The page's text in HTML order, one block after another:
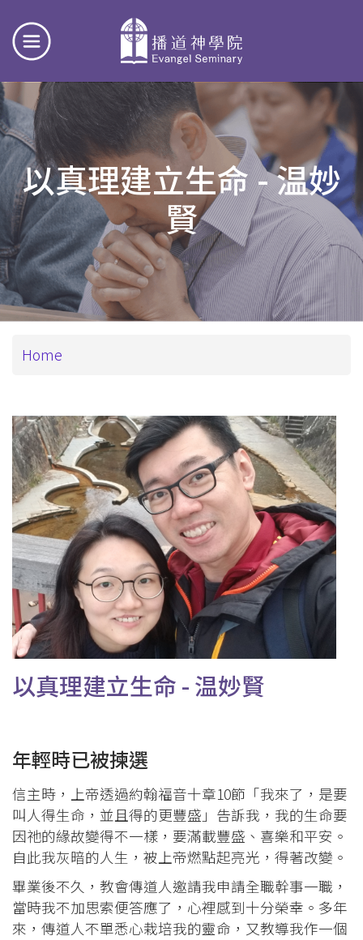
以真理建立生命 - 温妙
賢
Breadcrumb
Home
以真理建立生命 - 温妙賢
年輕時已被揀選
信主時，上帝透過約翰福音十章10節「我來了，是要
叫人得生命，並且得的更豐盛」告訴我，我的生命要
因祂的緣故變得不一樣，要滿載豐盛、喜樂和平安。
自此我灰暗的人生，被上帝燃點起亮光，得著改變。
畢業後不久，教會傳道人邀請我申請全職幹事一職，
當時我不加思索便答應了，心裡感到十分榮幸。多年
來，傳道人不單悉心栽培我的靈命，又教導我作一個